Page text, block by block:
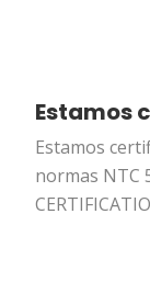
Estamos
Estamos
normas NTC